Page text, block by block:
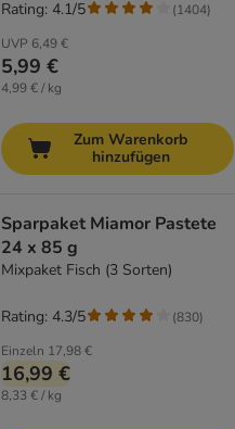
UVP 6,49 €
5,99 €
4,99 € / kg
Rating: 4.1/5 (1404)
Zum Warenkorb
hinzufügen
Sparpaket Miamor Pastete
24 x 85 g
Mixpaket Fisch (3 Sorten)
Einzeln 17,98 €
16,99 €
8,33 € / kg
Rating: 4.3/5 (830)